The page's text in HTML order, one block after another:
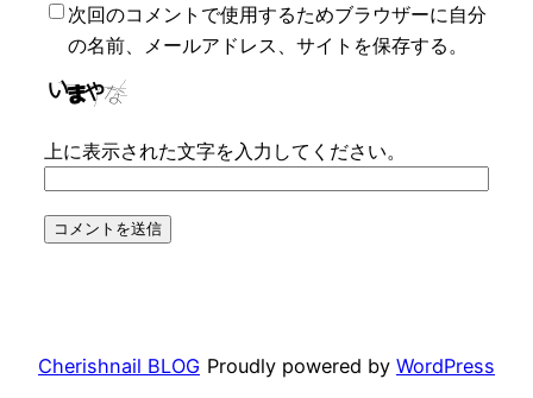
次回のコメントで使用するためブラウザーに自分
の名前、メールアドレス、サイトを保存する。
上に表示された文字を入力してください。
Cherishnail BLOG Proudly powered by WordPress